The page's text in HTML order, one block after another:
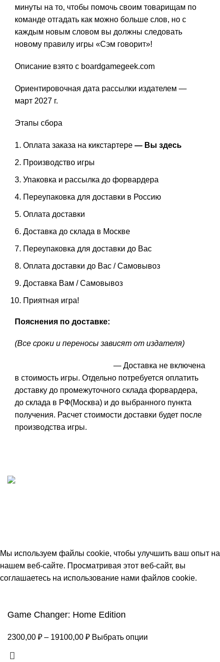
минуты на то, чтобы помочь своим товарищам по
команде отгадать как можно больше слов, но с
каждым новым словом вы должны следовать
новому правилу игры «Сэм говорит»!
Описание взято с boardgamegeek.com
Ориентировочная дата рассылки издателем —
март 2027 г.
Этапы сбора
Оплата заказа на кикстартере — Вы здесь
Производство игры
Упаковка и рассылка до форвардера
Переупаковка для доставки в Россию
Оплата доставки
Доставка до склада в Москве
Переупаковка для доставки до Вас
Оплата доставки до Вас / Самовывоз
Доставка Вам / Самовывоз
Приятная игра!
Пояснения по доставке:
(Все сроки и переносы зависят от издателя)
— Доставка не включена
в стоимость игры. Отдельно потребуется оплатить
доставку до промежуточного склада форвардера,
до склада в РФ(Москва) и до выбранного пункта
получения. Расчет стоимости доставки будет после
производства игры.
Мы используем файлы cookie, чтобы улучшить ваш опыт на
нашем веб-сайте. Просматривая этот веб-сайт, вы
соглашаетесь на использование нами файлов cookie.
Game Changer: Home Edition
2300,00 ₽ – 19100,00 ₽ Выбрать опции